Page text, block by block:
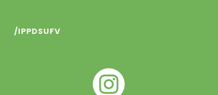
/IPPDSUFV